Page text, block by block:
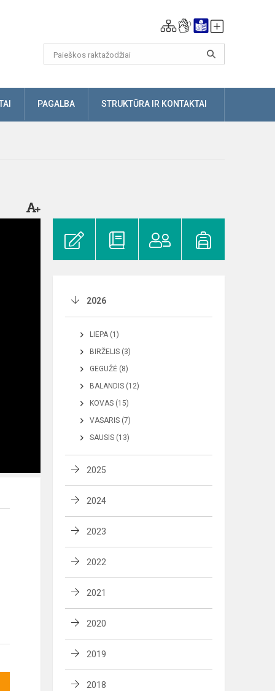
PAGALBA STRUKTŪRA IR KONTAKTAI
2026
LIEPA (1)
BIRŽELIS (3)
GEGUŽĖ (8)
BALANDIS (12)
KOVAS (15)
VASARIS (7)
SAUSIS (13)
2025
2024
2023
2022
2021
2020
2019
2018